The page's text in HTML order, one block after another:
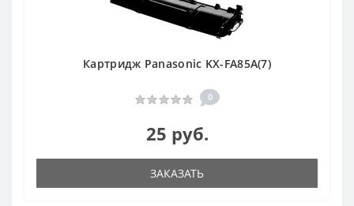
Картридж Panasonic KX-FA85A(7)
0
25 руб.
ЗАКАЗАТЬ